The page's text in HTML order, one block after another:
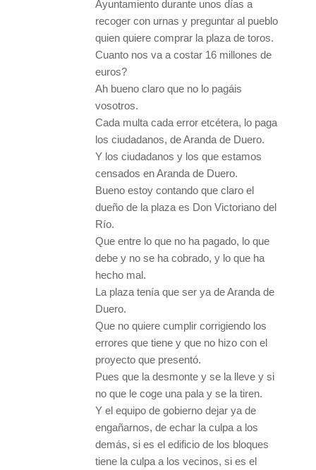
Ayuntamiento durante unos días a
recoger con urnas y preguntar al pueblo
quien quiere comprar la plaza de toros.
Cuanto nos va a costar 16 millones de
euros?
Ah bueno claro que no lo pagáis
vosotros.
Cada multa cada error etcétera, lo paga
los ciudadanos, de Aranda de Duero.
Y los ciudadanos y los que estamos
censados en Aranda de Duero.
Bueno estoy contando que claro el
dueño de la plaza es Don Victoriano del
Río.
Que entre lo que no ha pagado, lo que
debe y no se ha cobrado, y lo que ha
hecho mal.
La plaza tenía que ser ya de Aranda de
Duero.
Que no quiere cumplir corrigiendo los
errores que tiene y que no hizo con el
proyecto que presentó.
Pues que la desmonte y se la lleve y si
no que le coge una pala y se la tiren.
Y el equipo de gobierno dejar ya de
engañarnos, de echar la culpa a los
demás, si es el edificio de los bloques
tiene la culpa a los vecinos, si es el